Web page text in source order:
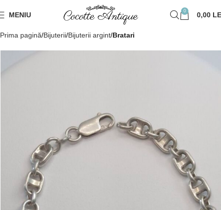
MENIU 0 0,00
Prima pagină Bijuterii Bijuterii argint Bratari